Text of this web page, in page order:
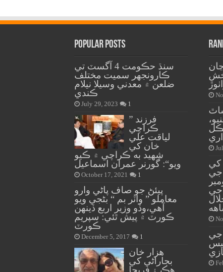
Popular Posts
سنڌ حڪومت 4 آگسٽ تي
ڪارونجهر سميت مختلف
ضلعن ۾ معدني وسيلا نيلام
ڪندي
July 29, 2023 1
” فرزند
ڪراچي
لياقت علي
خان کي
شهيد به ڪراچي ۾ ڪيو
ويو“: گورنر عمران اسماعيل
October 17, 2021 1
پيئڻ جو صاف پاڻي وارو
معاملو ” واٽر بم “ بڻجي ويو
آهي،وڏو وزير اربع ڏينهن
ڪورٽ ۾ پيش ٿئي: سپريم
ڪورٽ
December 5, 2017 1
هزار خان
بجاراڻي کي
هڪ ۽ فريحا
کي
جي
19 نومبر
جي